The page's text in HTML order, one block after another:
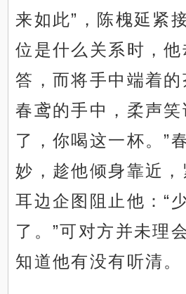
来如此”，陈槐延紧
位是什么关系时，他
答，而将手中端着
春鸢的手中，柔声笑
了，你喝这一杯。”
妙，趁他倾身靠近
耳边企图阻止他：“
了。”可对方并未理
知道他有没有听清。